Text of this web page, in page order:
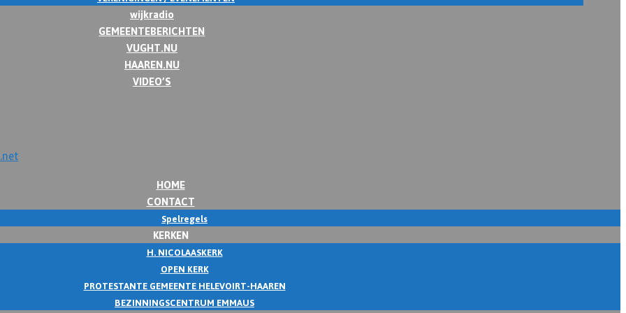
wijkradio
GEMEENTEBERICHTEN
VUGHT.NU
HAAREN.NU
VIDEO’S
HOME
CONTACT
Spelregels
KERKEN
H. NICOLAASKERK
OPEN KERK
PROTESTANTE GEMEENTE HELEVOIRT-HAAREN
BEZINNINGSCENTRUM EMMAUS